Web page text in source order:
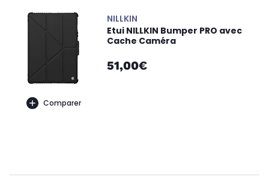
Comparer
NILLKIN
Etui NILLKIN Bumper PRO avec
Cache Caméra
51,00€